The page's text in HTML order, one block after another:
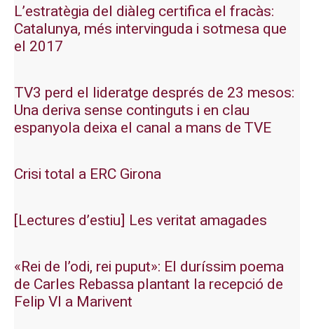
L’estratègia del diàleg certifica el fracàs:
Catalunya, més intervinguda i sotmesa que
el 2017
TV3 perd el lideratge després de 23 mesos:
Una deriva sense continguts i en clau
espanyola deixa el canal a mans de TVE
Crisi total a ERC Girona
[Lectures d’estiu] Les veritat amagades
«Rei de l’odi, rei puput»: El duríssim poema
de Carles Rebassa plantant la recepció de
Felip VI a Marivent